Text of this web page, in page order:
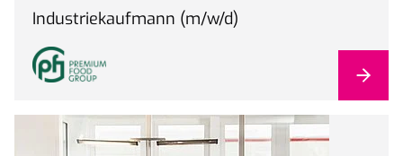
Industriekaufmann (m/w/d)